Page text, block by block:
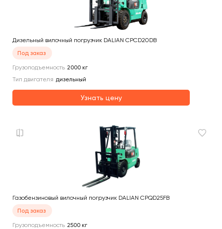
Дизельный вилочный погрузчик DALIAN CPCD20DB
Под заказ
Грузоподъемность 2000 кг
Тип двигателя дизельный
Узнать цену
Газобензиновый вилочный погрузчик DALIAN CPQD25FB
Под заказ
Грузоподъемность 2500 кг